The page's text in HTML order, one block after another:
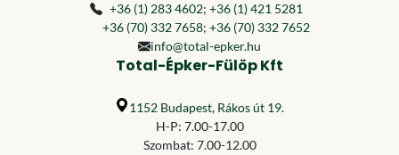
+36 (1) 283 4602; +36 (1) 421 5281
+36 (70) 332 7658; +36 (70) 332 7652
info@total-epker.hu
Total-Épker-Fülöp Kft
1152 Budapest, Rákos út 19.
H-P: 7.00-17.00
Szombat: 7.00-12.00